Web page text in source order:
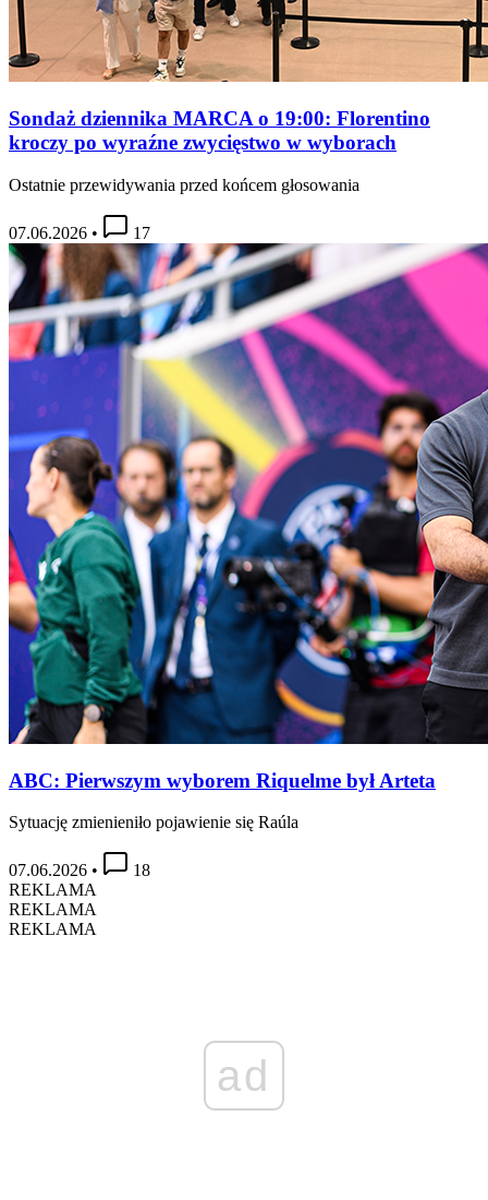
Sondaż dziennika MARCA o 19:00: Florentino
kroczy po wyraźne zwycięstwo w wyborach
Ostatnie przewidywania przed końcem głosowania
07.06.2026 • 17
ABC: Pierwszym wyborem Riquelme był Arteta
Sytuację zmienieniło pojawienie się Raúla
07.06.2026 •
18
REKLAMA
REKLAMA
REKLAMA
ad